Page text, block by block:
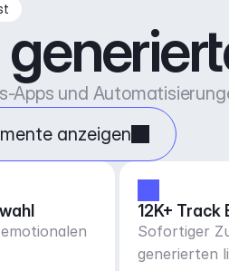
Apps und
anzeigen
12K+
Sofortiger
generierten